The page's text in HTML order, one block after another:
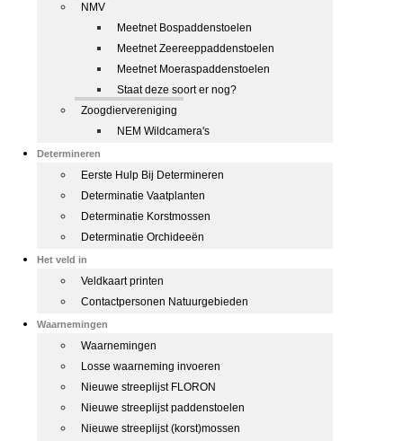
NMV
Meetnet Bospaddenstoelen
Meetnet Zeereeppaddenstoelen
Meetnet Moeraspaddenstoelen
Staat deze soort er nog?
Zoogdiervereniging
NEM Wildcamera's
Determineren
Eerste Hulp Bij Determineren
Determinatie Vaatplanten
Determinatie Korstmossen
Determinatie Orchideeën
Het veld in
Veldkaart printen
Contactpersonen Natuurgebieden
Waarnemingen
Waarnemingen
Losse waarneming invoeren
Nieuwe streeplijst FLORON
Nieuwe streeplijst paddenstoelen
Nieuwe streeplijst (korst)mossen